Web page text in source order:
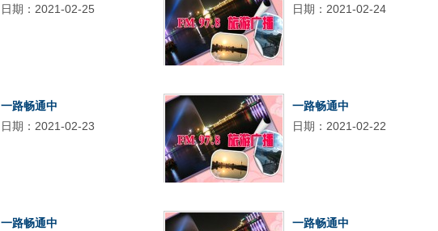
日期：2021-02-25
日期：2021-02-24
一路畅通中
日期：2021-02-23
一路畅通中
日期：2021-02-22
一路畅通中 一路畅通中